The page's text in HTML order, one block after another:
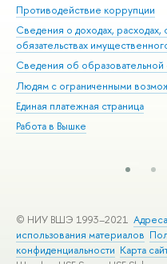
Противодействие коррупции
Сведения о доходах,
обязательствах
Сведения об образовательной
Людям с ограниченными
Единая платежная страница
Работа в Вышке
© НИУ ВШЭ 1993–2021
использования материалов
конфиденциальности Карта